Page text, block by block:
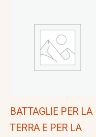
BATTAGLIE PER LA
TERRA E PER LA